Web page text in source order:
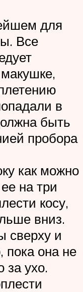
для
Все
в
быть
пробора
как можно
на три
косу,
вниз.
сверху и
пока она не
за ухо.